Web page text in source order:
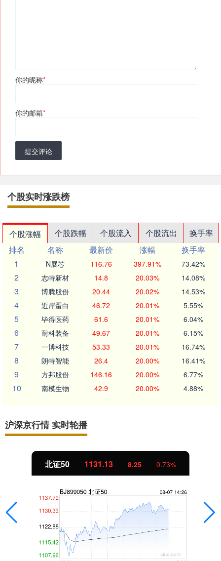
你的昵称*
你的邮箱*
提交评论
个股实时涨跌榜
个股涨幅 个股跌幅 个股流入 个股流出
换手率
排名
名称 最新价 涨幅
换手率
1
N展芯 116.76 397.91% 73.42%
2 志特新材 14.8 20.03% 14.08%
3 博腾股份 20.44 20.02% 14.53%
4 近岸蛋白 46.72 20.01% 5.55%
5 毕得医药 61.6 20.01% 6.04%
6 耐科装备 49.67 20.01% 6.15%
7 一博科技 53.33 20.01% 16.74%
8 朗特智能 26.4 20.00% 16.41%
9 方邦股份 146.16 20.00% 6.77%
10 南模生物 42.9 20.00% 4.88%
沪深京行情 实时轮播
创业板指 3529.83 14.27 0.41%